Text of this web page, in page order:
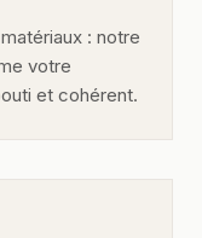
: notre
votre
et cohérent.